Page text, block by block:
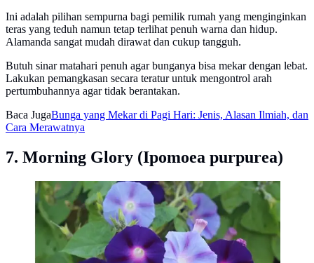
Ini adalah pilihan sempurna bagi pemilik rumah yang menginginkan
teras yang teduh namun tetap terlihat penuh warna dan hidup.
Alamanda sangat mudah dirawat dan cukup tangguh.
Butuh sinar matahari penuh agar bunganya bisa mekar dengan lebat.
Lakukan pemangkasan secara teratur untuk mengontrol arah
pertumbuhannya agar tidak berantakan.
Baca JugaBunga yang Mekar di Pagi Hari: Jenis, Alasan Ilmiah, dan
Cara Merawatnya
7. Morning Glory (Ipomoea purpurea)